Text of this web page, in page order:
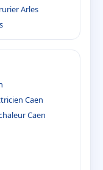
Arles
Caen
Caen